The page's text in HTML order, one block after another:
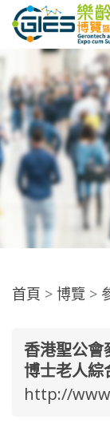
Date: Expo:
首頁 博覽
香港聖公會
博士老人綜
http://